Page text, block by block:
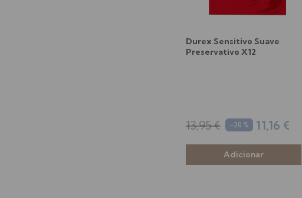
Durex Sensitivo Suave
Preservativo X12
13,95 € -20 % 11,16 €